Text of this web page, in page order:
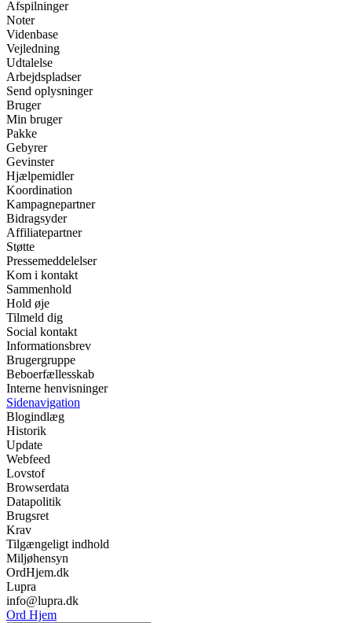
Afspilninger
Noter
Videnbase
Vejledning
Udtalelse
Arbejdspladser
Send oplysninger
Bruger
Min bruger
Pakke
Gebyrer
Gevinster
Hjælpemidler
Koordination
Kampagnepartner
Bidragsyder
Affiliatepartner
Støtte
Pressemeddelelser
Kom i kontakt
Sammenhold
Hold øje
Tilmeld dig
Social kontakt
Informationsbrev
Brugergruppe
Beboerfællesskab
Interne henvisninger
Sidenavigation
Blogindlæg
Historik
Update
Webfeed
Lovstof
Browserdata
Datapolitik
Brugsret
Krav
Tilgængeligt indhold
Miljøhensyn
OrdHjem.dk
Lupra
info@lupra.dk
Ord Hjem